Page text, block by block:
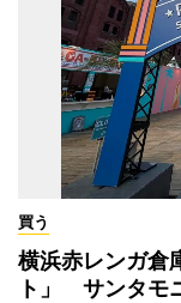
買う
横浜赤レンガ倉
ト」 サンタモ